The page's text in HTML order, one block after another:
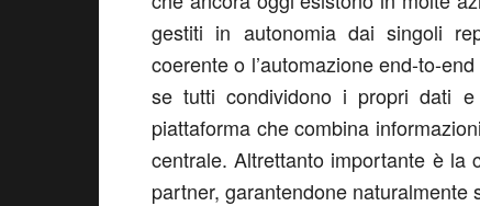
gestiti in autonomia dai singoli
coerente o l’automazione end-to-
se tutti condividono i propri dati
piattaforma che combina
centrale. Altrettanto importante è la
partner, garantendone naturalmente